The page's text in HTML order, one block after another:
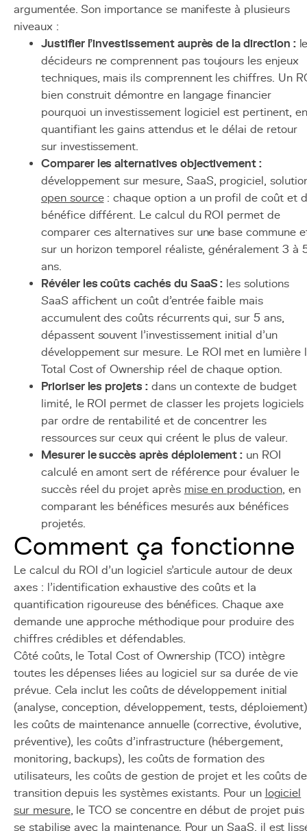
argumentée. Son importance se manifeste à plusieurs
niveaux :
Justifier l'investissement auprès de la direction :
décideurs ne comprennent pas toujours les enjeux
techniques, mais ils comprennent les chiffres. Un
bien construit démontre en langage financier
pourquoi un investissement logiciel est pertinent, en
quantifiant les gains attendus et le délai de retour
sur investissement.
Comparer les alternatives objectivement :
développement sur mesure, SaaS, progiciel,
open source: chaque option a un profil de coût et
bénéfice différent. Le calcul du ROI permet de
comparer ces alternatives sur une base commune
sur un horizon temporel réaliste, généralement 3 à
ans.
Révéler les coûts cachés du SaaS : les solutions
SaaS affichent un coût d'entrée faible mais
accumulent des coûts récurrents qui, sur 5 ans,
dépassent souvent l'investissement initial d'un
développement sur mesure. Le ROI met en lumière
Total Cost of Ownership réel de chaque option.
Prioriser les projets :dans un contexte de budget
limité, le ROI permet de classer les projets logiciels
par ordre de rentabilité et de concentrer les
ressources sur ceux qui créent le plus de valeur.
Mesurer le succès après déploiement : un ROI
calculé en amont sert de référence pour évaluer le
succès réel du projet après mise en production, en
comparant les bénéfices mesurés aux bénéfices
projetés.
Comment ça fonctionne
Le calcul du ROI d'un logiciel s'articule autour de deux
axes : l'identification exhaustive des coûts et la
quantification rigoureuse des bénéfices. Chaque axe
demande une approche méthodique pour produire des
chiffres crédibles et défendables.
Côté coûts, le Total Cost of Ownership (TCO) intègre
toutes les dépenses liées au logiciel sur sa durée de vie
prévue. Cela inclut les coûts de développement initial
(analyse, conception, développement, tests,
les coûts de maintenance annuelle (corrective, évolutive,
préventive), les coûts d'infrastructure (hébergement,
monitoring, backups), les coûts de formation des
utilisateurs, les coûts de gestion de projet et les coûts de
transition depuis les systèmes existants. Pour un logiciel
sur mesure, le TCO se concentre en début de projet puis
se stabilise avec la maintenance. Pour un SaaS, il est